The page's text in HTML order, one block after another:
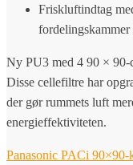
Friskluftindtag
Ny PU3 med 4 90 ×
Disse cellefiltre har
der gør rummets luft
energieffektiviteten.
Panasonic PACi 90×90-